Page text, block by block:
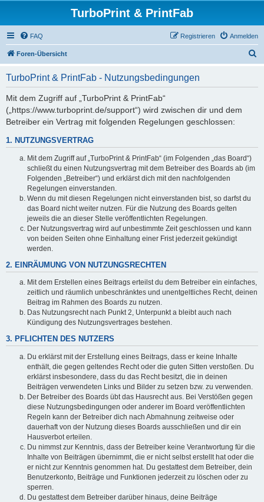
TurboPrint & PrintFab
FAQ Anmelden
Registrieren
Foren-Übersicht
TurboPrint & PrintFab - Nutzungsbedingungen
Mit dem Zugriff auf „TurboPrint & PrintFab“
(„https://www.turboprint.de/support“) wird zwischen dir und dem
Betreiber ein Vertrag mit folgenden Regelungen geschlossen:
1. NUTZUNGSVERTRAG
Mit dem Zugriff auf „TurboPrint & PrintFab“ (im Folgenden „das Board“)
schließt du einen Nutzungsvertrag mit dem Betreiber des Boards ab (im
Folgenden „Betreiber“) und erklärst dich mit den nachfolgenden
Regelungen einverstanden.
Wenn du mit diesen Regelungen nicht einverstanden bist, so darfst du
das Board nicht weiter nutzen. Für die Nutzung des Boards gelten
jeweils die an dieser Stelle veröffentlichten Regelungen.
Der Nutzungsvertrag wird auf unbestimmte Zeit geschlossen und kann
von beiden Seiten ohne Einhaltung einer Frist jederzeit gekündigt
werden.
2. EINRÄUMUNG VON NUTZUNGSRECHTEN
Mit dem Erstellen eines Beitrags erteilst du dem Betreiber ein einfaches,
zeitlich und räumlich unbeschränktes und unentgeltliches Recht, deinen
Beitrag im Rahmen des Boards zu nutzen.
Das Nutzungsrecht nach Punkt 2, Unterpunkt a bleibt auch nach
Kündigung des Nutzungsvertrages bestehen.
3. PFLICHTEN DES NUTZERS
Du erklärst mit der Erstellung eines Beitrags, dass er keine Inhalte
enthält, die gegen geltendes Recht oder die guten Sitten verstoßen. Du
erklärst insbesondere, dass du das Recht besitzt, die in deinen
Beiträgen verwendeten Links und Bilder zu setzen bzw. zu verwenden.
Der Betreiber des Boards übt das Hausrecht aus. Bei Verstößen gegen
diese Nutzungsbedingungen oder anderer im Board veröffentlichten
Regeln kann der Betreiber dich nach Abmahnung zeitweise oder
dauerhaft von der Nutzung dieses Boards ausschließen und dir ein
Hausverbot erteilen.
Du nimmst zur Kenntnis, dass der Betreiber keine Verantwortung für die
Inhalte von Beiträgen übernimmt, die er nicht selbst erstellt hat oder die
er nicht zur Kenntnis genommen hat. Du gestattest dem Betreiber, dein
Benutzerkonto, Beiträge und Funktionen jederzeit zu löschen oder zu
sperren.
Du gestattest dem Betreiber darüber hinaus, deine Beiträge